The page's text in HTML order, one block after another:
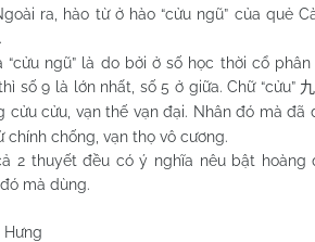
ra, hào từ ở hào “cửu ngũ” của quẻ
ngũ” là do bởi ở số học thời cổ phân
số 9 là lớn nhất, số 5 ở giữa. Chữ “cửu” 九
cửu, vạn thế vạn đại. Nhân đó mà đã
chống, vạn thọ vô cương.
đều có ý nghĩa nêu bật hoàng
mà dùng.